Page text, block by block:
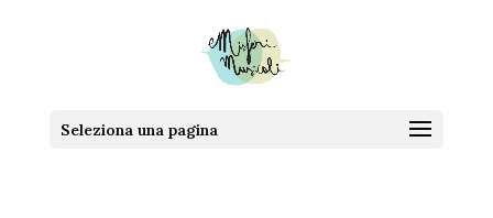
Seleziona una pagina